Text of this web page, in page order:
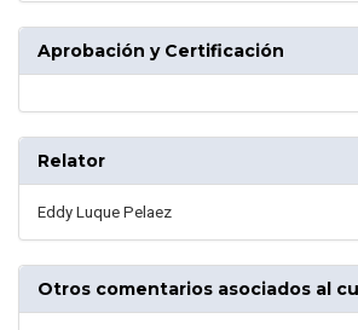
Aprobación y Certificación
Relator
Eddy Luque Pelaez
Otros comentarios asociados al